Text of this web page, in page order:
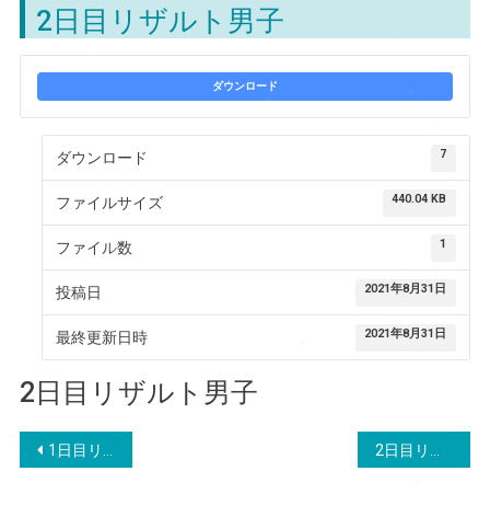
2日目リザルト男子
ダウンロード
ダウンロード 7
ファイルサイズ 440.04 KB
ファイル数 1
投稿日 2021年8月31日
最終更新日時 2021年8月31日
2日目リザルト男子
投1日目リザルト女子